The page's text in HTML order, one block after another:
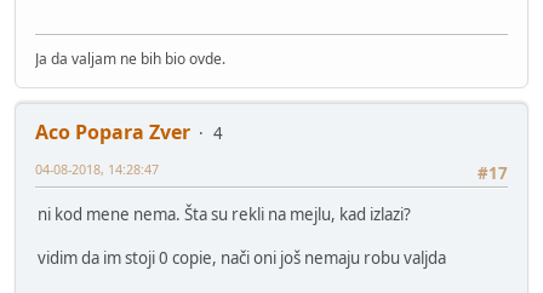
Ja da valjam ne bih bio ovde.
Aco Popara Zver
4
#17
04-08-2018, 14:28:47
ni kod mene nema. Šta su rekli na mejlu, kad izlazi?
vidim da im stoji 0 copie, nači oni još nemaju robu valjda